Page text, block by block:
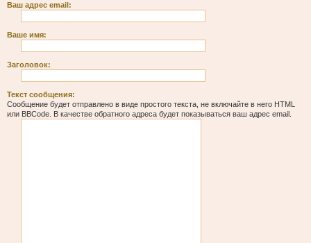
Ваш адрес email:
Ваше имя:
Заголовок:
Текст сообщения:
Сообщение будет отправлено в виде простого текста, не включайте в него HTML
или BBCode. В качестве обратного адреса будет показываться ваш адрес email.